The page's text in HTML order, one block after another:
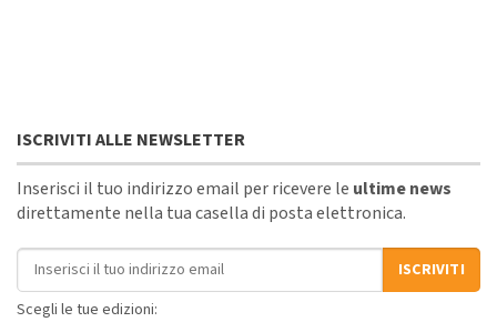
ISCRIVITI ALLE NEWSLETTER
Inserisci il tuo indirizzo email per ricevere le ultime news
direttamente nella tua casella di posta elettronica.
Indirizzo email
ISCRIVITI
Scegli le tue edizioni: